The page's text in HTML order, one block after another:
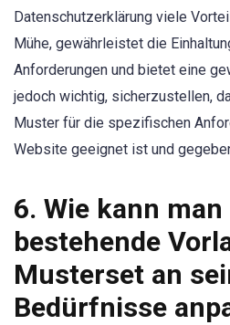
Datenschutzerklärung viele
Mühe, gewährleistet die
Anforderungen und bietet eine
jedoch wichtig, sicherzustellen,
Muster für die spezifischen
Website geeignet ist und
6. Wie kann man
bestehende
Musterset an
Bedürfnisse